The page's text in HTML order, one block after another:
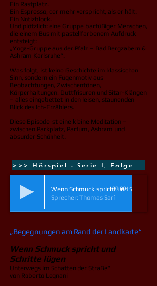
Ein Rastplatz.
Ein Espresso, der mehr verspricht, als er hält.
Ein Notizblock.
Und plötzlich: eine Gruppe barfüßiger Menschen,
die einem Bus mit pastellfarbenem Aufdruck
entsteigt:
„Yoga-Gruppe aus der Pfalz – Bad Bergzabern &
Ashram Karlsruhe“.
Was folgt, ist keine Geschichte im klassischen
Sinn, sondern ein Fugenmotiv aus
Beobachtungen, Zwischentönen,
Körperhaltungen, Duttfrisuren und Sitar-Klängen
– alles eingebettet in den leisen, staunenden
Blick des Ich-Erzählers.
Diese Episode ist eine kleine Meditation –
zwischen Parkplatz, Parfum, Ashram und
absurder Schönheit.
>>> Hörspiel - Serie I, Folge 1-3
Wenn Schmuck spricht und Schritte
Sprecher: Thomas Sarí
00:00
„Begegnungen am Rand der Landkarte“
Wenn Schmuck spricht und
Schritte lügen
Unterwegs im Schatten der Straße“
von Roberto Legnani